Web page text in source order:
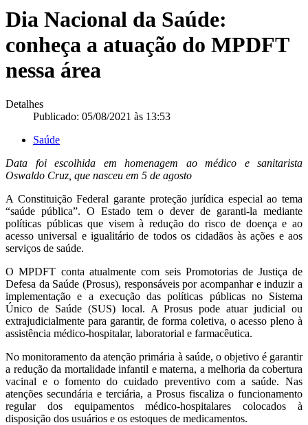
Dia Nacional da Saúde:
conheça a atuação do MPDFT
nessa área
Detalhes
Publicado: 05/08/2021 às 13:53
Saúde
Data foi escolhida em homenagem ao médico e sanitarista
Oswaldo Cruz, que nasceu em 5 de agosto
A Constituição Federal garante proteção jurídica especial ao tema
“saúde pública”. O Estado tem o dever de garanti-la mediante
políticas públicas que visem à redução do risco de doença e ao
acesso universal e igualitário de todos os cidadãos às ações e aos
serviços de saúde.
O MPDFT conta atualmente com seis Promotorias de Justiça de
Defesa da Saúde (Prosus), responsáveis por acompanhar e induzir a
implementação e a execução das políticas públicas no Sistema
Único de Saúde (SUS) local. A Prosus pode atuar judicial ou
extrajudicialmente para garantir, de forma coletiva, o acesso pleno à
assistência médico-hospitalar, laboratorial e farmacêutica.
No monitoramento da atenção primária à saúde, o objetivo é garantir
a redução da mortalidade infantil e materna, a melhoria da cobertura
vacinal e o fomento do cuidado preventivo com a saúde. Nas
atenções secundária e terciária, a Prosus fiscaliza o funcionamento
regular dos equipamentos médico-hospitalares colocados à
disposição dos usuários e os estoques de medicamentos.